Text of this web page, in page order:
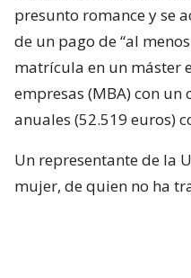
presunto romance y se
de un pago de “al
matrícula en un máster
empresas (MBA) con un
anuales (52.519 euros)
Un representante de la
mujer, de quien no ha